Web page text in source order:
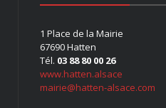
1 Place de la Mairie
67690 Hatten
Tél. 03 88 80 00 26
www.hatten.alsace
mairie@hatten-alsace.com